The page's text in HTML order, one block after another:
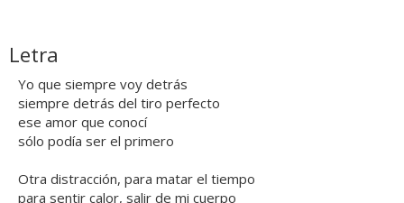
Letra
Yo que siempre voy detrás
siempre detrás del tiro perfecto
ese amor que conocí
sólo podía ser el primero
Otra distracción, para matar el tiempo
para sentir calor, salir de mi cuerpo